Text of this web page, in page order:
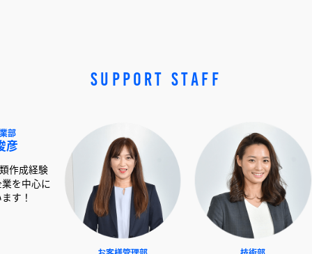
SUPPORT STAFF